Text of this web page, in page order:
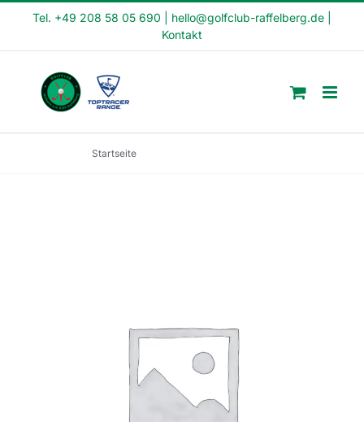
Tel. +49 208 58 05 690 hello@golfclub-raffelberg.de
Kontakt
Startseite